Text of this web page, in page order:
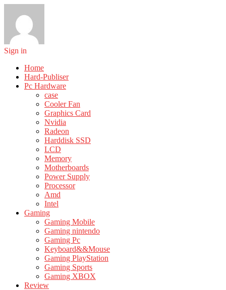
Sign in
Home
Hard-Publiser
Pc Hardware
case
Cooler Fan
Graphics Card
Nvidia
Radeon
Harddisk SSD
LCD
Memory
Motherboards
Power Supply
Processor
Amd
Intel
Gaming
Gaming Mobile
Gaming nintendo
Gaming Pc
Keyboard&&Mouse
Gaming PlayStation
Gaming Sports
Gaming XBOX
Review